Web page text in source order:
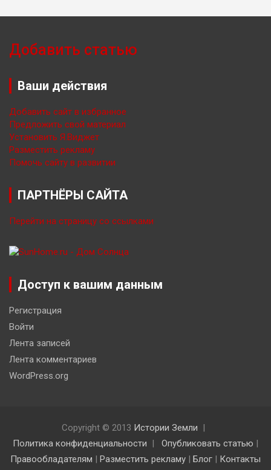
Добавить статью
Ваши действия
Добавить сайт в избранное
Предложить свой материал
Установить Я.Виджет
Разместить рекламу
Помочь сайту в развитии
ПАРТНЁРЫ САЙТА
Перейти на страницу со ссылками
Доступ к вашим данным
Регистрация
Войти
Лента записей
Лента комментариев
WordPress.org
Copyright © 2013 Истории Земли
Политика конфиденциальности
Опубликовать статью |
Правообладателям | Разместить рекламу | Блог | Контакты